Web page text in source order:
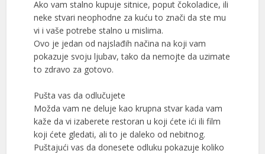
Ako vam stalno kupuje sitnice, poput čokoladice, ili
neke stvari neophodne za kuću to znači da ste mu
vi i vaše potrebe stalno u mislima.
Ovo je jedan od najslađih načina na koji vam
pokazuje svoju ljubav, tako da nemojte da uzimate
to zdravo za gotovo.
Pušta vas da odlučujete
Možda vam ne deluje kao krupna stvar kada vam
kaže da vi izaberete restoran u koji ćete ići ili film
koji ćete gledati, ali to je daleko od nebitnog.
Puštajući vas da donesete odluku pokazuje koliko